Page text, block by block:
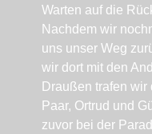
Warten auf die
Nachdem wir
uns unser Weg
wir dort mit den
Draußen trafen
Paar, Ortrud und
zuvor bei der